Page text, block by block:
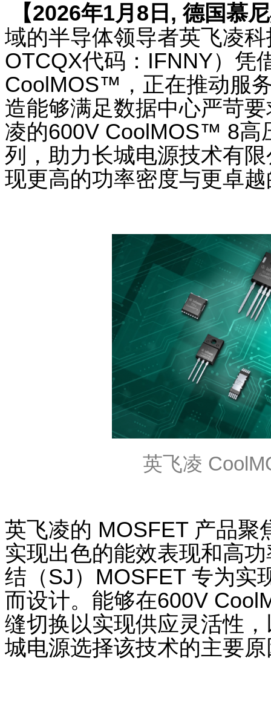
【2026年1月 8 日 , 德国慕
域的半导体领导者英飞凌
OTCQX代码： IFNNY）凭
CoolMOS™ ，正在推动服
造能够满足数据中心严苛
凌的600V CoolMOS™ 8高
列，助力长城电源技术有
现更高的功率密度与更卓
英飞凌
英飞凌的 MOSFET 产品聚
实现出色的能效表现和高
结（SJ） MOSFET 专为实
而设计。能够在600V
缝切换以实现供应灵活性
城电源选择该技术的主要